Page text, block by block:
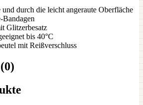
und durch die leicht angeraute Oberfläche
Bandagen
Glitzerbesatz
bis 40°C
mit Reißverschluss